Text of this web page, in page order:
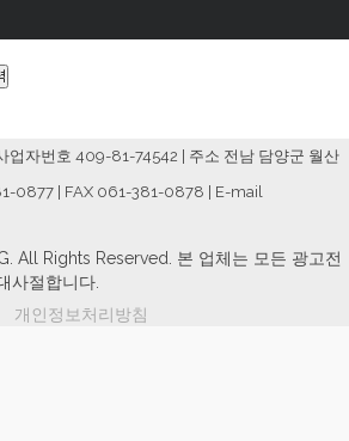
업자번호 409-81-74542 | 주소 전남 담양군 월산
0877 | FAX 061-381-0878 | E-mail
All Rights Reserved. 본 업체는 모든 광고전
사절합니다.
개인정보처리방침